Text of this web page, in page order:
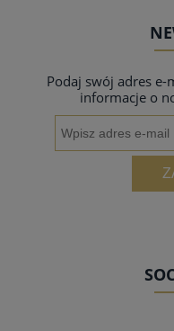
Podaj swój adres e-
informacje o